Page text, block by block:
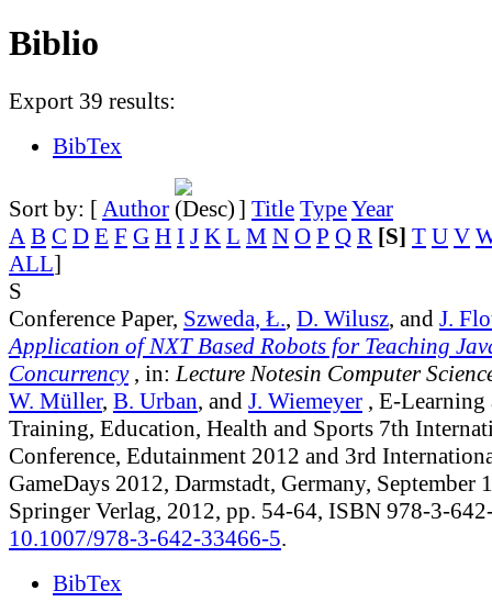
Biblio
Export 39 results:
BibTex
Sort by: [ Author ] Title TypeYear
A B C D E F G H I J K L M N O P Q R [S] T U V
ALL]
S
Conference Paper, Szweda, Ł., D. Wilusz, and J.
Application of NXT Based Robots for Teaching
Concurrency, in: Lecture Notesin Computer
W. Müller, B. Urban, and J. Wiemeyer , E-Learning
Training, Education, Health and Sports 7th
Conference, Edutainment 2012 and 3rd
GameDays 2012, Darmstadt, Germany, September
Springer Verlag, 2012, pp. 54-64, ISBN 978-3-
10.1007/978-3-642-33466-5.
BibTex